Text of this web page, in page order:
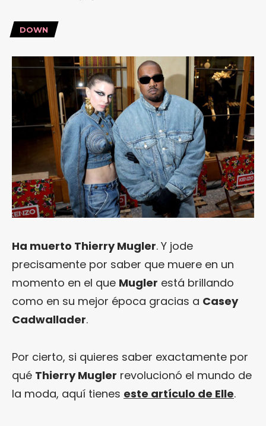
DOWN
Ha muerto Thierry Mugler. Y jode
precisamente por saber que muere en un
momento en el que Mugler está brillando
como en su mejor época gracias a Casey
Cadwallader.
Por cierto, si quieres saber exactamente por
qué Thierry Mugler revolucionó el mundo de
la moda, aquí tienes este artículo de Elle.